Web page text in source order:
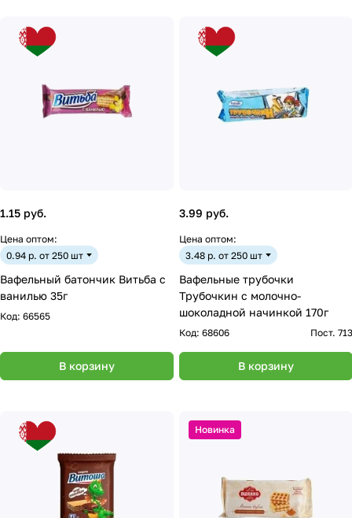
1.15 руб.
Цена оптом:
0.94 р. от 250 шт
Вафельный батончик Витьба с
ванилью 35г
Код: 66565
В корзину
3.99 руб.
Цена оптом:
3.48 р. от 250 шт
Вафельные трубочки
Трубочкин с молочно-
шоколадной начинкой 170г
Код: 68606 Пост. 713
В корзину
Новинка